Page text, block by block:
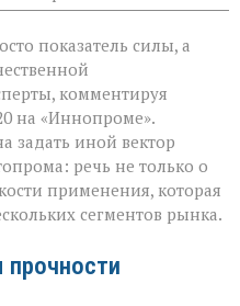
записи
мотор — не
ради
а
ради
возможностей»
показатель силы, а
комментируя
на «Иннопроме».
задать иной вектор
речь не только о
применения, которая
сегментов рынка.
прочности